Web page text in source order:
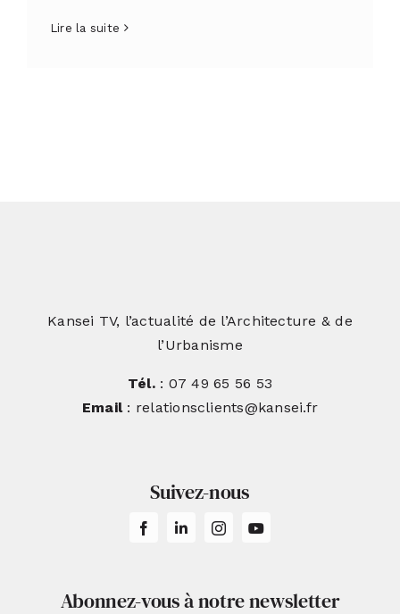
Lire la suite
Kansei TV, l’actualité de l’Architecture & de
l’Urbanisme
Tél.: 07 49 65 56 53
Email: relationsclients@kansei.fr
Suivez-nous
Abonnez-vous à notre newsletter